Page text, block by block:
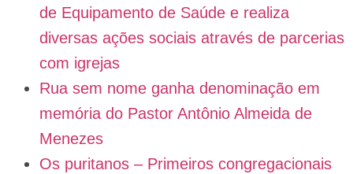
de Equipamento de Saúde e realiza
diversas ações sociais através de parcerias
com igrejas
Rua sem nome ganha denominação em
memória do Pastor Antônio Almeida de
Menezes
Os puritanos – Primeiros congregacionais